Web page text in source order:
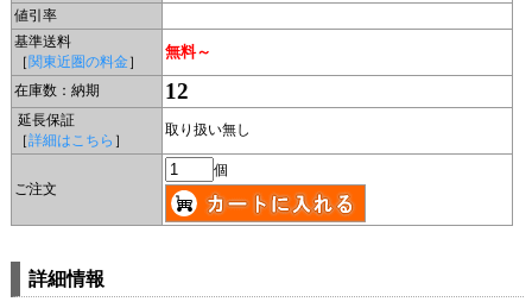
値引率
基準送料
［関東近圏の料金］
無料～
在庫数：納期 12
延長保証
［詳細はこちら ］
取り扱い無し
ご注文
個
詳細情報